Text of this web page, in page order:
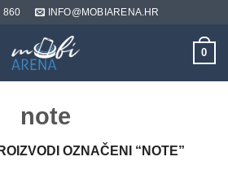
860 INFO@MOBIARENA.HR
0
note
OZNAČENI “NOTE”